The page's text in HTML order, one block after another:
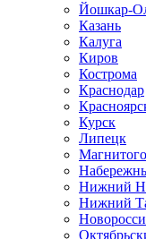
Йошкар-
Казань
Калуга
Киров
Кострома
Краснодар
Курск
Липецк
Нижний
Нижний